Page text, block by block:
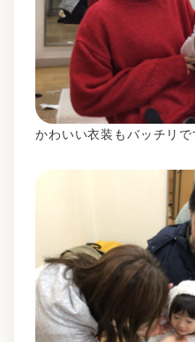
かわいい衣装もバッチリで